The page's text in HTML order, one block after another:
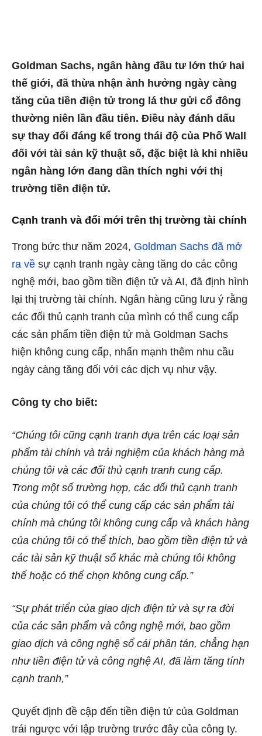
Goldman Sachs, ngân hàng đầu tư lớn thứ hai
thế giới, đã thừa nhận ảnh hưởng ngày càng
tăng của tiền điện tử trong lá thư gửi cổ đông
thường niên lần đầu tiên. Điều này đánh dấu
sự thay đổi đáng kể trong thái độ của Phố Wall
đối với tài sản kỹ thuật số, đặc biệt là khi nhiều
ngân hàng lớn đang dần thích nghi với thị
trường tiền điện tử.
Cạnh tranh và đổi mới trên thị trường tài chính
Trong bức thư năm 2024, Goldman Sachs đã mở
ra về sự cạnh tranh ngày càng tăng do các công
nghệ mới, bao gồm tiền điện tử và AI, đã định hình
lại thị trường tài chính. Ngân hàng cũng lưu ý rằng
các đối thủ cạnh tranh của mình có thể cung cấp
các sản phẩm tiền điện tử mà Goldman Sachs
hiện không cung cấp, nhấn mạnh thêm nhu cầu
ngày càng tăng đối với các dịch vụ như vậy.
Công ty cho biết:
“Chúng tôi cũng cạnh tranh dựa trên các loại sản
phẩm tài chính và trải nghiệm của khách hàng mà
chúng tôi và các đối thủ cạnh tranh cung cấp.
Trong một số trường hợp, các đối thủ cạnh tranh
của chúng tôi có thể cung cấp các sản phẩm tài
chính mà chúng tôi không cung cấp và khách hàng
của chúng tôi có thể thích, bao gồm tiền điện tử và
các tài sản kỹ thuật số khác mà chúng tôi không
thể hoặc có thể chọn không cung cấp.”
“Sự phát triển của giao dịch điện tử và sự ra đời
của các sản phẩm và công nghệ mới, bao gồm
giao dịch và công nghệ sổ cái phân tán, chẳng hạn
như tiền điện tử và công nghệ AI, đã làm tăng tính
cạnh tranh,”
Quyết định đề cập đến tiền điện tử của Goldman
trái ngược với lập trường trước đây của công ty.